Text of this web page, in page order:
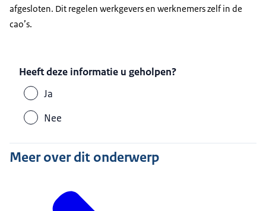
afgesloten. Dit regelen werkgevers en werknemers zelf in de
cao’s.
Heeft deze informatie u geholpen?
Ja
Nee
Meer over dit onderwerp